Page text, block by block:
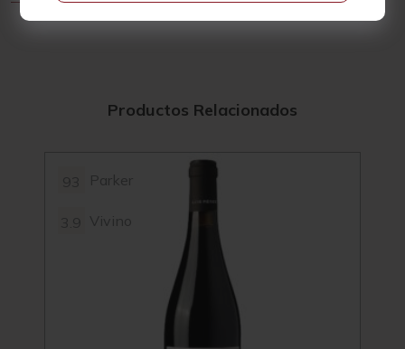
Productos Relacionados
Parker
Vivino